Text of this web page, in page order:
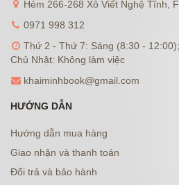
Hẻm 266-268 Xô Viết Nghệ Tĩnh,
0971 998 312
Thứ 2 - Thứ 7: Sáng (8:30 -
Chủ Nhật: Không làm việc
khaiminhbook@gmail.com
HƯỚNG DẪN
Hướng dẫn mua hàng
Giao nhận và thanh toán
Đổi trả và bảo hành